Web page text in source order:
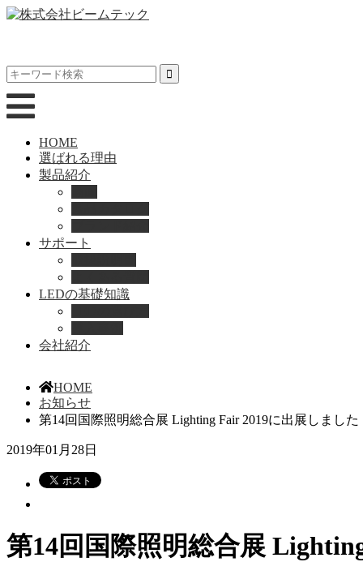
HOME
選ばれる理由
製品紹介
サポート
LEDの基礎知識
会社紹介
HOME
お知らせ
第14回国際照明総合展 Lighting Fair 2019に出展しました
2019年01月28日
第14回国際照明総合展